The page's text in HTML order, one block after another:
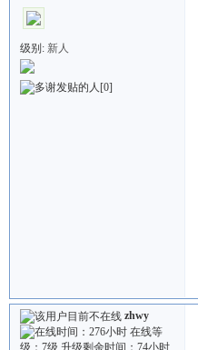
级别: 新人
[0]
zhwy